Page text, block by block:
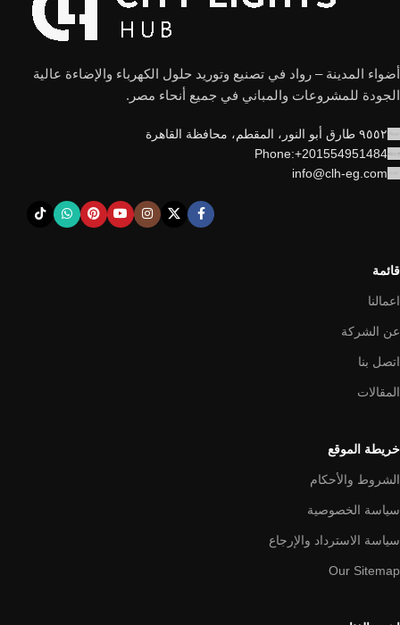
أضواء المدينة – رواد في تصنيع وتوريد حلول الكهرباء والإضاءة عالية
الجودة للمشروعات والمباني في جميع أنحاء مصر.
٩٥٥٢ طارق أبو النور، المقطم، محافظة القاهرة
Phone:+201554951484
info@clh-eg.com
قائمة
اعمالنا
عن الشركة
اتصل بنا
المقالات
خريطة الموقع
الشروط والأحكام
سياسة الخصوصية
سياسة الاسترداد والإرجاع
Our Sitemap